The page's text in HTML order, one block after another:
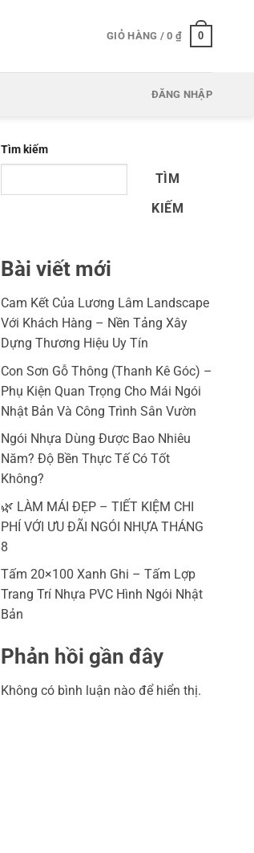
GIỎ HÀNG /0 ₫ 0
ĐĂNG NHẬP
Tìm kiếm
TÌM
KIẾM
Bài viết mới
Cam Kết Của Lương Lâm Landscape
Với Khách Hàng – Nền Tảng Xây
Dựng Thương Hiệu Uy Tín
Con Sơn Gỗ Thông (Thanh Kê Góc) –
Phụ Kiện Quan Trọng Cho Mái Ngói
Nhật Bản Và Công Trình Sân Vườn
Ngói Nhựa Dùng Được Bao Nhiêu
Năm? Độ Bền Thực Tế Có Tốt
Không?
🌿 LÀM MÁI ĐẸP – TIẾT KIỆM CHI
PHÍ VỚI ƯU ĐÃI NGÓI NHỰA THÁNG
8
Tấm 20×100 Xanh Ghi – Tấm Lợp
Trang Trí Nhựa PVC Hình Ngói Nhật
Bản
Phản hồi gần đây
Không có bình luận nào để hiển thị.